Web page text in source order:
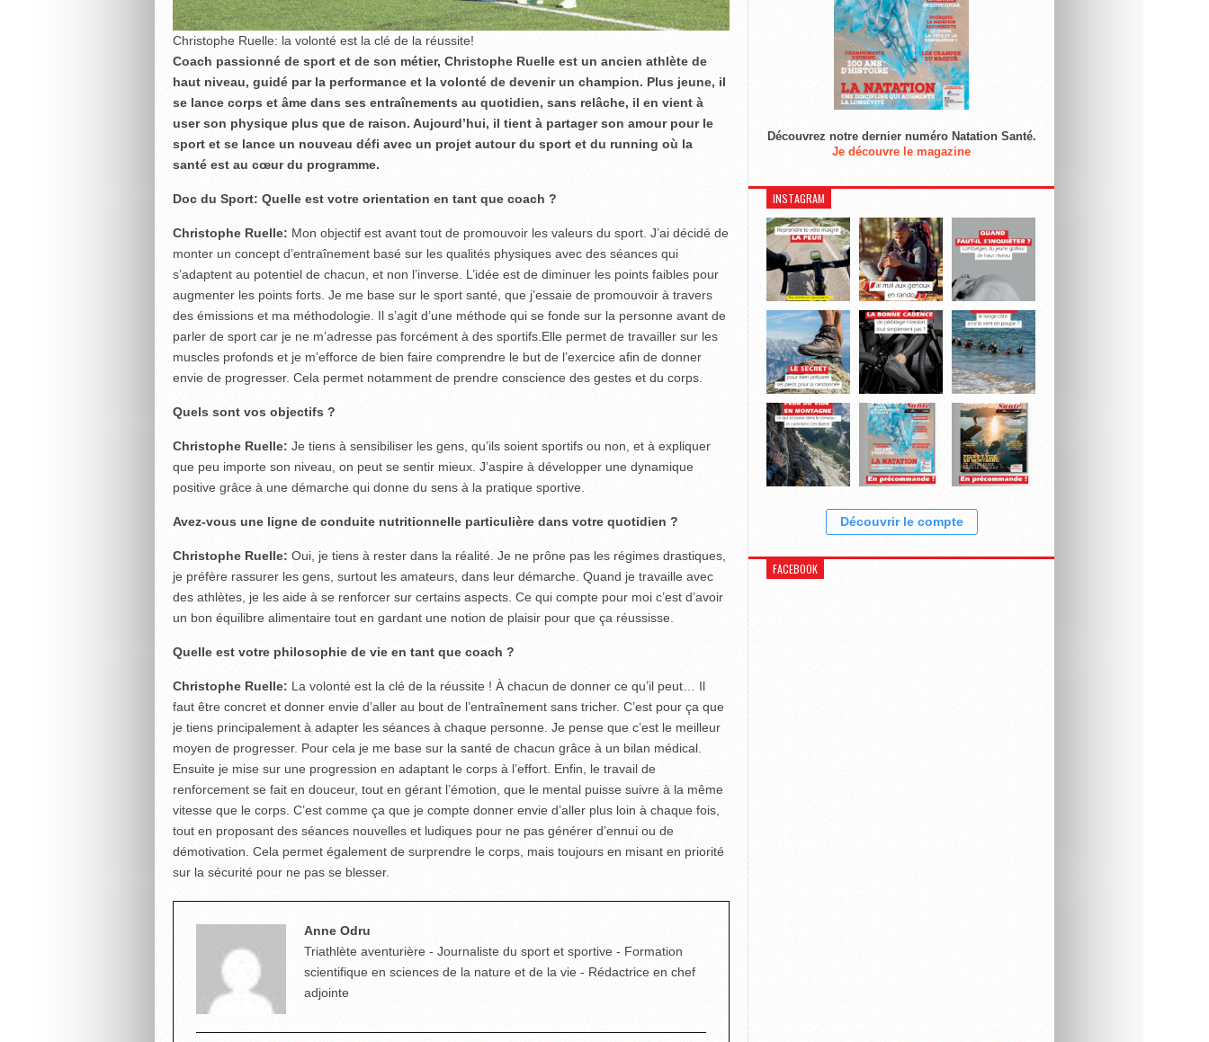
Christophe Ruelle: la volonté est la clé de la réussite!
Coach passionné de sport et de son métier, Christophe Ruelle est un ancien athlète de
haut niveau, guidé par la performance et la volonté de devenir un champion. Plus jeune, il
se lance corps et âme dans ses entraînements au quotidien, sans relâche, il en vient à
user son physique plus que de raison. Aujourd’hui, il tient à partager son amour pour le
sport et se lance un nouveau défi avec un projet autour du sport et du running où la
santé est au cœur du programme.
Doc du Sport: Quelle est votre orientation en tant que coach ?
Christophe Ruelle: Mon objectif est avant tout de promouvoir les valeurs du sport. J’ai décidé de
monter un concept d’entraînement basé sur les qualités physiques avec des séances qui
s’adaptent au potentiel de chacun, et non l’inverse. L’idée est de diminuer les points faibles pour
augmenter les points forts. Je me base sur le sport santé, que j’essaie de promouvoir à travers
des émissions et ma méthodologie. Il s’agit d’une méthode qui se fonde sur la personne avant de
parler de sport car je ne m’adresse pas forcément à des sportifs.Elle permet de travailler sur les
muscles profonds et je m’efforce de bien faire comprendre le but de l’exercice afin de donner
envie de progresser. Cela permet notamment de prendre conscience des gestes et du corps.
Quels sont vos objectifs ?
Christophe Ruelle: Je tiens à sensibiliser les gens, qu’ils soient sportifs ou non, et à expliquer
que peu importe son niveau, on peut se sentir mieux. J’aspire à développer une dynamique
positive grâce à une démarche qui donne du sens à la pratique sportive.
Avez-vous une ligne de conduite nutritionnelle particulière dans votre quotidien ?
Christophe Ruelle: Oui, je tiens à rester dans la réalité. Je ne prône pas les régimes drastiques,
je préfère rassurer les gens, surtout les amateurs, dans leur démarche. Quand je travaille avec
des athlètes, je les aide à se renforcer sur certains aspects. Ce qui compte pour moi c’est d’avoir
un bon équilibre alimentaire tout en gardant une notion de plaisir pour que ça réussisse.
Quelle est votre philosophie de vie en tant que coach ?
Christophe Ruelle: La volonté est la clé de la réussite ! À chacun de donner ce qu’il peut… Il
faut être concret et donner envie d’aller au bout de l’entraînement sans tricher. C’est pour ça que
je tiens principalement à adapter les séances à chaque personne. Je pense que c’est le meilleur
moyen de progresser. Pour cela je me base sur la santé de chacun grâce à un bilan médical.
Ensuite je mise sur une progression en adaptant le corps à l’effort. Enfin, le travail de
renforcement se fait en douceur, tout en gérant l’émotion, que le mental puisse suivre à la même
vitesse que le corps. C’est comme ça que je compte donner envie d’aller plus loin à chaque fois,
tout en proposant des séances nouvelles et ludiques pour ne pas générer d’ennui ou de
démotivation. Cela permet également de surprendre le corps, mais toujours en misant en priorité
sur la sécurité pour ne pas se blesser.
Anne Odru
Triathlète aventurière - Journaliste du sport et sportive - Formation
scientifique en sciences de la nature et de la vie - Rédactrice en chef
adjointe
Découvrez notre dernier numéro Natation Santé.
Je découvre le magazine
INSTAGRAM
Découvrir le compte
FACEBOOK